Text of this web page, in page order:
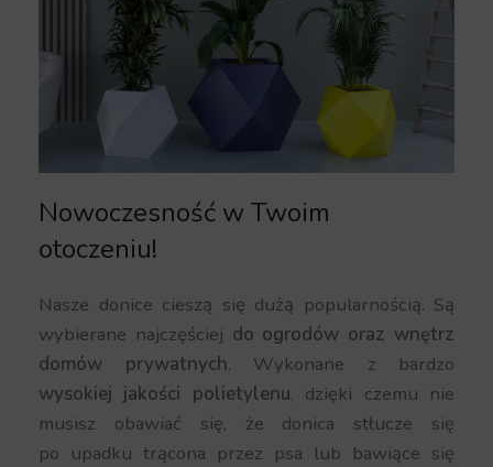
Nowoczesność w Twoim
otoczeniu!
Nasze donice cieszą się dużą popularnością. Są
wybierane najczęściej do ogrodów oraz wnętrz
domów prywatnych. Wykonane z bardzo
wysokiej jakości polietylenu, dzięki czemu nie
musisz obawiać się, że donica stłucze się
po upadku trącona przez psa lub bawiące się